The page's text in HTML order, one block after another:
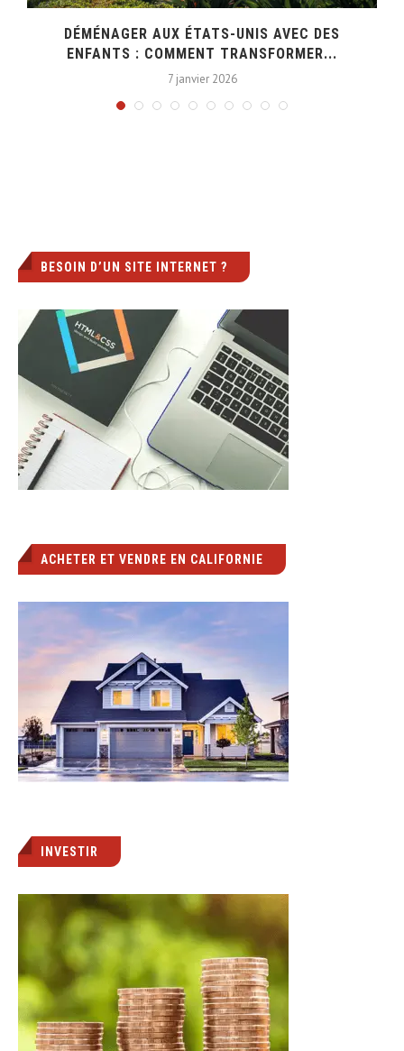
DÉMÉNAGER AUX ÉTATS-UNIS AVEC DES
ENFANTS : COMMENT TRANSFORMER...
7 janvier 2026
BESOIN D’UN SITE INTERNET ?
ACHETER ET VENDRE EN CALIFORNIE
INVESTIR